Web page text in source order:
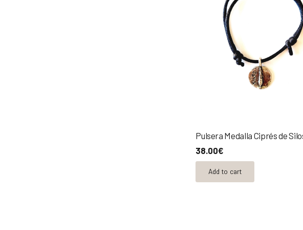
Pulsera Medalla Ciprés de
38.00€
Add to cart